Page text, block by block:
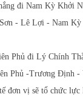
đi Nam Kỳ Khởi
- Lê Lợi - Nam
Phủ đi Lý Chính
Phủ -Trương Định
đơn vị sẽ tổ chức